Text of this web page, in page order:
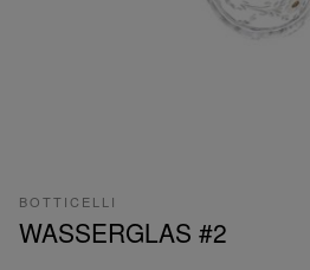
BOTTICELLI
WASSERGLAS #2